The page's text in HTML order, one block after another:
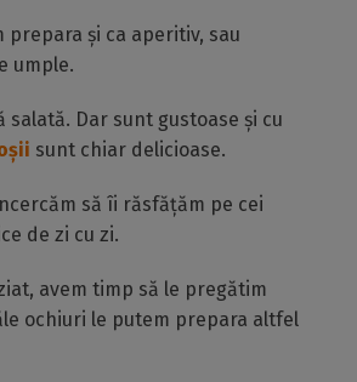
prepara și ca aperitiv, sau
umple.
Dar sunt gustoase și cu
sunt chiar delicioase.
să îi răsfățăm pe cei
de zi cu zi.
avem timp să le pregătim
ochiuri le putem prepara altfel